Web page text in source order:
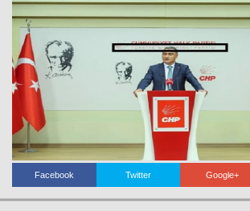
Facebook Twitter Google+